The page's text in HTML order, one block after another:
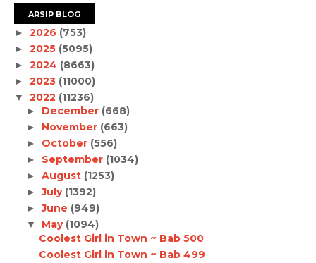
ARSIP BLOG
► 2026 (753)
► 2025 (5095)
► 2024 (8663)
► 2023 (11000)
▼ 2022 (11236)
► December (668)
► November (663)
► October (556)
► September (1034)
► August (1253)
►July (1392)
►June (949)
▼ May (1094)
Coolest Girl in Town ~ Bab 500
Coolest Girl in Town ~ Bab 499